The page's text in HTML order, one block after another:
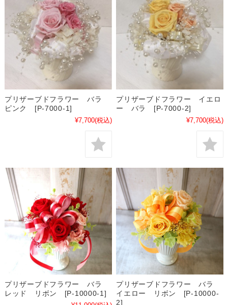
プリザーブドフラワー バラ
ピンク [P-7000-1]
¥7,700(税込)
プリザーブドフラワー イエロ
ー バラ [P-7000-2]
¥7,700(税込)
プリザーブドフラワー バラ
レッド リボン [P-10000-1]
プリザーブドフラワー バラ
イエロー リボン [P-10000-
2]